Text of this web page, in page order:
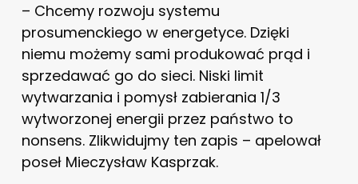
– Chcemy rozwoju systemu
prosumenckiego w energetyce. Dzięki
niemu możemy sami produkować prąd i
sprzedawać go do sieci. Niski limit
wytwarzania i pomysł zabierania 1/3
wytworzonej energii przez państwo to
nonsens. Zlikwidujmy ten zapis – apelował
poseł Mieczysław Kasprzak.